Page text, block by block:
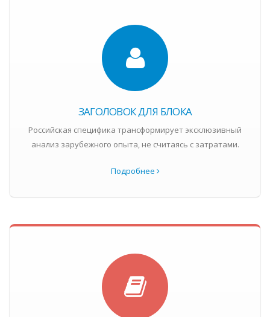
ЗАГОЛОВОК ДЛЯ БЛОКА
Российская специфика трансформирует эксклюзивный
анализ зарубежного опыта, не считаясь с затратами.
Подробнее